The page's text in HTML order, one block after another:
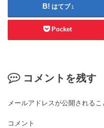
はてブ 1
Pocket
コメントを残す
メールアドレスが公開されるこ
コメント